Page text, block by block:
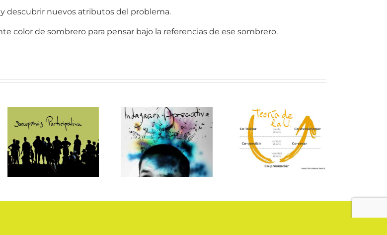
descubrir nuevos atributos del problema.
color de sombrero para pensar bajo la referencias de ese sombrero.
indagación
apreciativa
teoría de la U
teatro de la
presencia
social